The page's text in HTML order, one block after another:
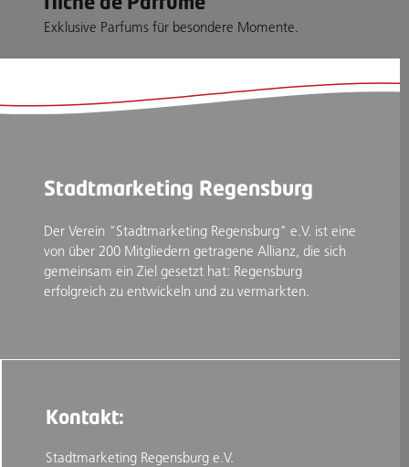
Exklusive Parfums für besondere Momente.
Stadtmarketing Regensburg
Der Verein "Stadtmarketing Regensburg" e.V. ist eine
von über 200 Mitgliedern getragene Allianz, die sich
gemeinsam ein Ziel gesetzt hat: Regensburg
erfolgreich zu entwickeln und zu vermarkten.
Kontakt:
Stadtmarketing Regensburg e.V.